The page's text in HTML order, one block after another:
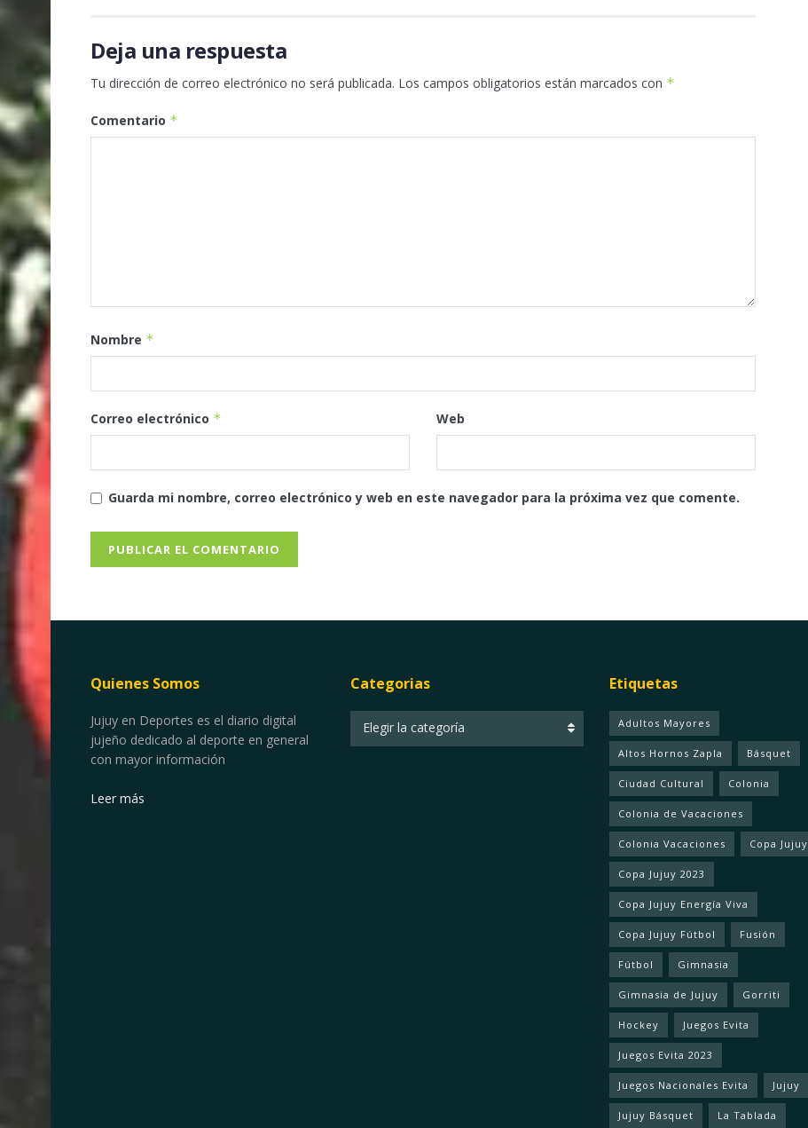
Deja una respuesta
Tu dirección de correo electrónico no será publicada. Los campos obligatorios están marcados con *
Comentario *
Nombre *
Correo electrónico * Web
Guarda mi nombre, correo electrónico y web en este navegador para la próxima vez que comente.
Quienes Somos
Jujuy en Deportes es el diario digital
jujeño dedicado al deporte en general
con mayor información
Leer más
Categorias
Categorias
Elegir la categoría
Etiquetas
Adultos Mayores
Altos Hornos Zapla Básquet
Ciudad Cultural Colonia
Colonia de Vacaciones
Colonia Vacaciones Copa Jujuy
Copa Jujuy 2023
Copa Jujuy Energía Viva
Copa Jujuy Fútbol Fusión
Fútbol Gimnasia
Gimnasia de Jujuy Gorriti
Hockey Juegos Evita
Juegos Evita 2023
Juegos Nacionales Evita Jujuy
Jujuy Básquet La Tablada